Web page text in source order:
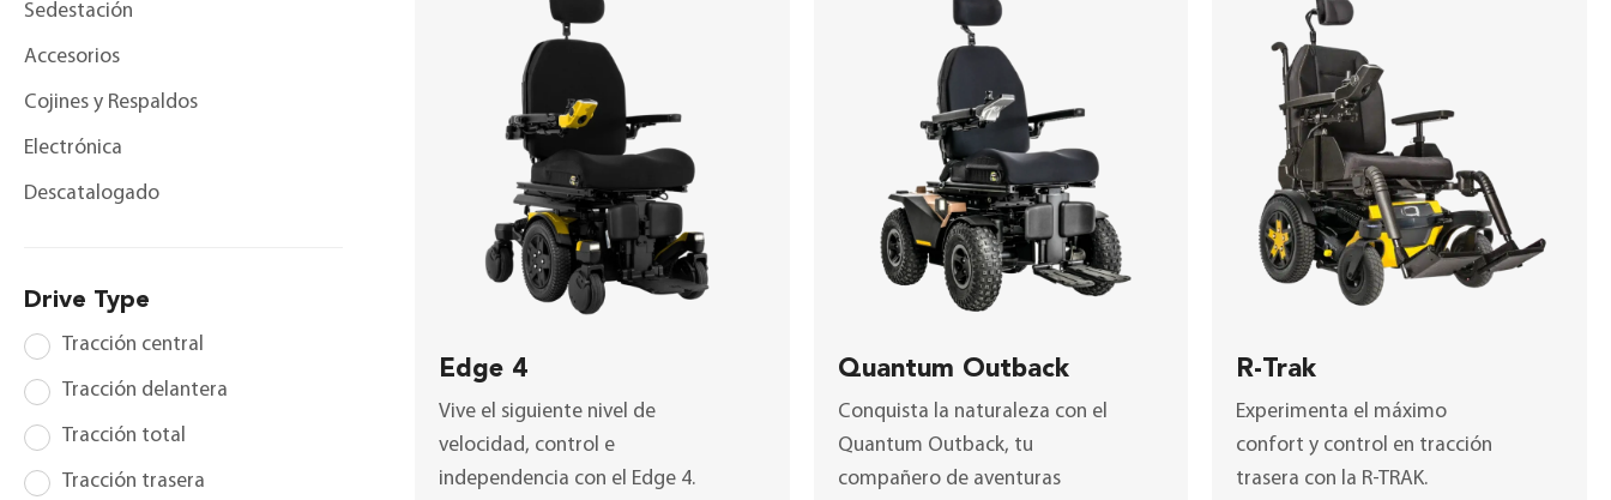
Sedestación
Accesorios
Cojines y Respaldos
Electrónica
Descatalogado
Drive Type
Tracción central
Tracción delantera
Tracción total
Tracción trasera
Edge 4
Vive el siguiente nivel de
velocidad, control e
independencia con el Edge 4.
Quantum Outback
Conquista la naturaleza con el
Quantum Outback, tu
compañero de aventuras
R-Trak
Experimenta el máximo
confort y control en tracción
trasera con la R-TRAK.